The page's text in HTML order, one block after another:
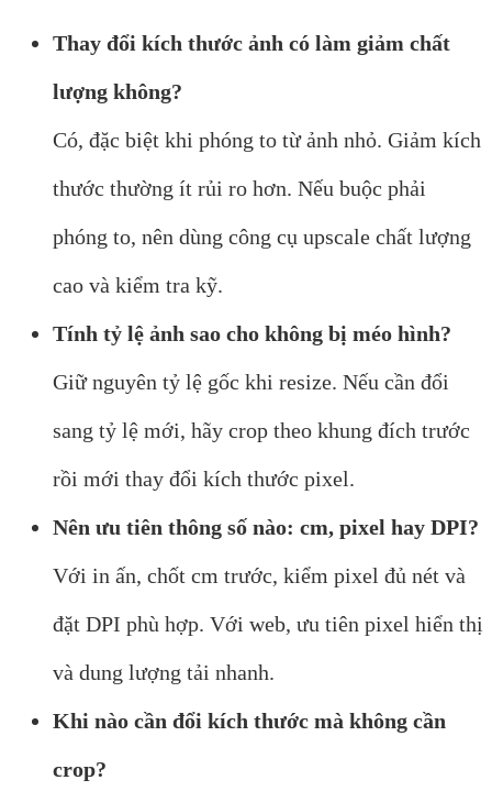
Thay đổi kích thước ảnh có làm giảm chất
lượng không?
Có, đặc biệt khi phóng to từ ảnh nhỏ. Giảm kích
thước thường ít rủi ro hơn. Nếu buộc phải
phóng to, nên dùng công cụ upscale chất lượng
cao và kiểm tra kỹ.
Tính tỷ lệ ảnh sao cho không bị méo hình?
Giữ nguyên tỷ lệ gốc khi resize. Nếu cần đổi
sang tỷ lệ mới, hãy crop theo khung đích trước
rồi mới thay đổi kích thước pixel.
Nên ưu tiên thông số nào: cm, pixel hay DPI?
Với in ấn, chốt cm trước, kiểm pixel đủ nét và
đặt DPI phù hợp. Với web, ưu tiên pixel hiển thị
và dung lượng tải nhanh.
Khi nào cần đổi kích thước mà không cần
crop?